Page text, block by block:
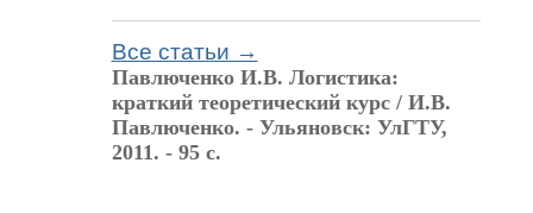
Все статьи →
Павлюченко И.В. Логистика:
краткий теоретический курс / И.В.
Павлюченко. - Ульяновск: УлГТУ,
2011. - 95 с.